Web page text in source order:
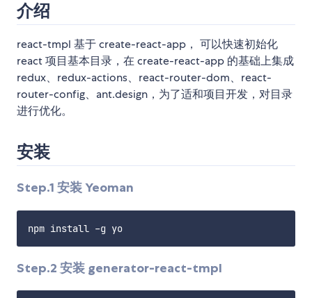
介绍
react-tmpl 基于 create-react-app， 可以快速初始化
react 项目基本目录，在 create-react-app 的基础上集成
redux、redux-actions、react-router-dom、react-
router-config、ant.design，为了适和项目开发，对目录
进行优化。
安装
Step.1 安装 Yeoman
Step.2 安装 generator-react-tmpl